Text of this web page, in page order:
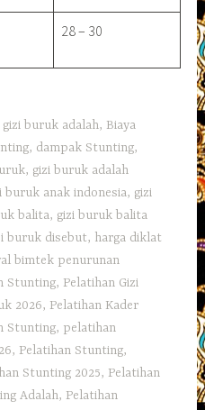
28 – 30
buruk adalah, Biaya
, dampak Stunting,
, gizi buruk adalah
buruk anak indonesia, gizi
balita, gizi buruk balita
buruk disebut, harga diklat
bimtek penurunan
Stunting, Pelatihan Gizi
2026, Pelatihan Kader
Stunting, pelatihan
, Pelatihan Stunting,
Stunting 2025, Pelatihan
Adalah, Pelatihan